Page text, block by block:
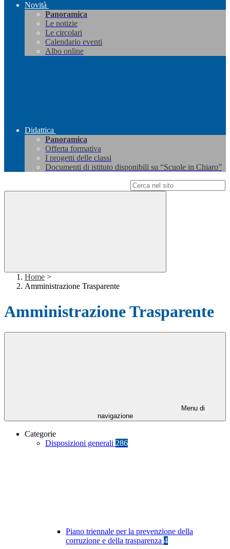
Novità
Panoramica
Le notizie
Le circolari
Calendario eventi
Albo online
Didattica
Panoramica
Offerta formativa
I progetti delle classi
Documenti di istituto disponibili su “Scuole in Chiaro”
Home >
Amministrazione Trasparente
Amministrazione Trasparente
Menu di
navigazione
Categorie
Disposizioni generali 286
Piano triennale per la prevenzione della
corruzione e della trasparenza 4